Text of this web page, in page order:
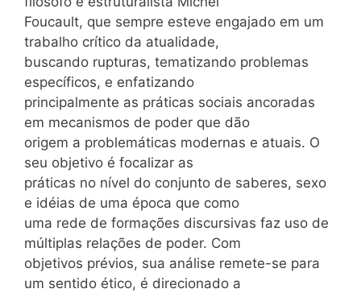
Foucault, que sempre esteve engajado em um
trabalho crítico da atualidade,
buscando rupturas, tematizando problemas
específicos, e enfatizando
principalmente as práticas sociais ancoradas
em mecanismos de poder que dão
origem a problemáticas modernas e atuais. O
seu objetivo é focalizar as
práticas no nível do conjunto de saberes, sexo
e idéias de uma época que como
uma rede de formações discursivas faz uso de
múltiplas relações de poder. Com
objetivos prévios, sua análise remete-se para
um sentido ético, é direcionado a